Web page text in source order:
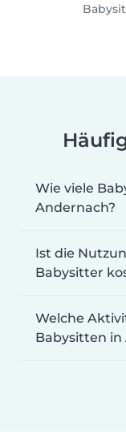
Wie viele
Andernach?
Ist die
Babysitter
Welche
Babysitten